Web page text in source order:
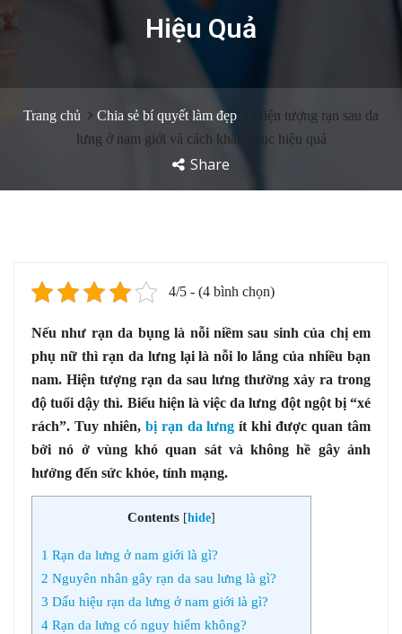
Hiệu Quả
Trang chủ Chia sẻ bí quyết làm đẹp
Hiện tượng rạn sau da
lưng ở nam giới và cách khắc phục hiệu quả
Share
4/5 - (4 bình chọn)
Nếu như rạn da bụng là nỗi niềm sau sinh của chị em
phụ nữ thì rạn da lưng lại là nỗi lo lắng của nhiều bạn
nam. Hiện tượng rạn da sau lưng thường xảy ra trong
độ tuổi dậy thì. Biểu hiện là việc da lưng đột ngột bị “xé
rách”. Tuy nhiên, bị rạn da lưng ít khi được quan tâm
bởi nó ở vùng khó quan sát và không hề gây ảnh
hưởng đến sức khỏe, tính mạng.
Contents [hide]
1 Rạn da lưng ở nam giới là gì?
2 Nguyên nhân gây rạn da sau lưng là gì?
3 Dấu hiệu rạn da lưng ở nam giới là gì?
4 Rạn da lưng có nguy hiểm không?